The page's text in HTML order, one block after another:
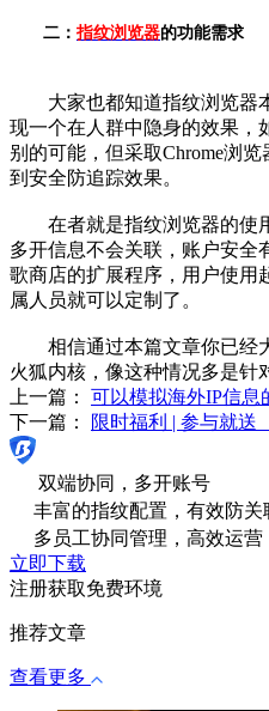
二： 指纹浏览器的功能需求
大家也都知道指纹浏览器本
现一个在人群中隐身的效果，
别的可能，但采取Chrome浏
到安全防追踪效果。
在者就是指纹浏览器的使用
多开信息不会关联，账户安全
歌商店的扩展程序，用户使用
属人员就可以定制了。
相信通过本篇文章你已经
火狐内核，像这种情况多是针
上一篇： 可以模拟海外IP信息
下一篇：
限时福利 | 参与就送
双端协同，多开账号
丰富的指纹配置，有效防关
多员工协同管理，高效运营
立即下载
注册获取免费环境
推荐文章
查看更多